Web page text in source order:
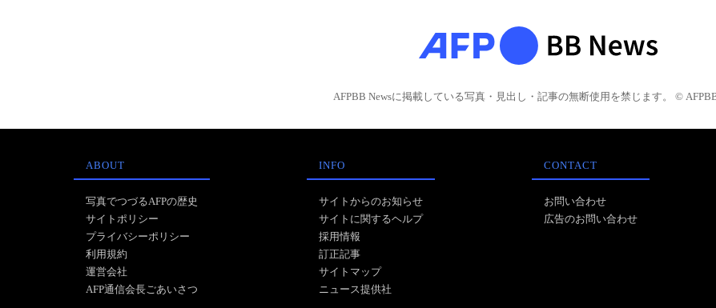
AFPBB Newsに掲載している写真・見出し・記事の無断使用を禁じます。 ©
ABOUT
写真でつづるAFPの歴史
サイトポリシー
プライバシーポリシー
利用規約
運営会社
AFP通信会長ごあいさつ
INFO
サイトからのお知らせ
サイトに関するヘルプ
採用情報
訂正記事
サイトマップ
ニュース提供社
CONTACT
お問い合わせ
広告のお問い合わせ